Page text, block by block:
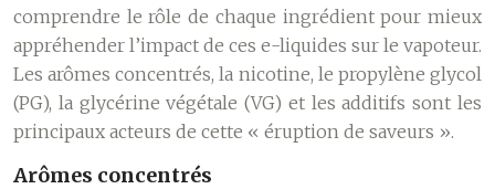
comprendre le rôle de chaque ingrédient pour mieux
appréhender l’impact de ces e-liquides sur le vapoteur.
Les arômes concentrés, la nicotine, le propylène glycol
(PG), la glycérine végétale (VG) et les additifs sont les
principaux acteurs de cette « éruption de saveurs ».
Arômes concentrés